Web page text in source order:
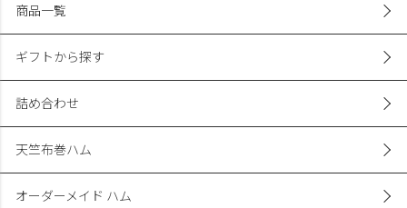
商品一覧
ギフトから探す
詰め合わせ
天竺布巻ハム
オーダーメイド ハム